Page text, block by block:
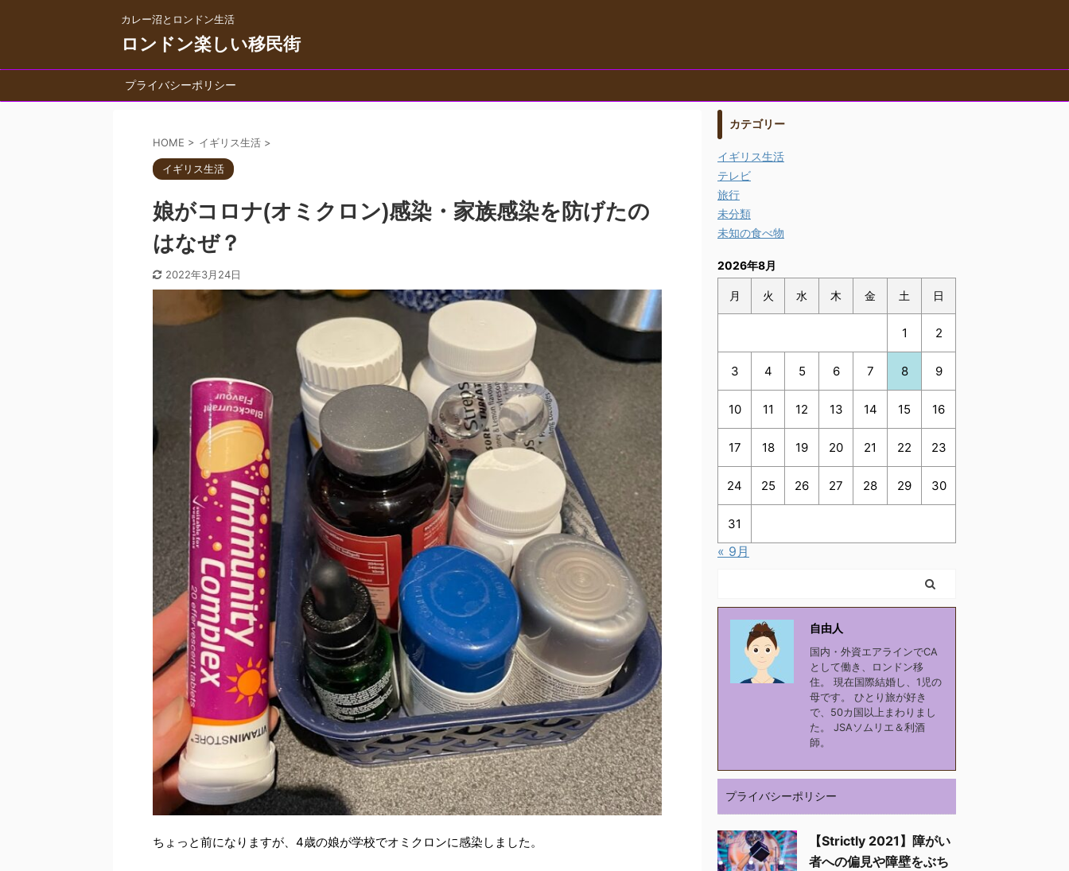
カレー沼とロンドン生活
ロンドン楽しい移民街
プライバシーポリシー
HOME > イギリス生活 >
イギリス生活
娘がコロナ(オミクロン)感染・家族感染を防げたの
はなぜ？
2022年3月24日
ちょっと前になりますが、4歳の娘が学校でオミクロンに感染しました。
カテゴリー
イギリス生活
テレビ
旅行
未分類
未知の食べ物
2026年8月
月 火 水 木 金 土 日
1 2
3 4 5 6 7 8 9
10 11 12 13 14 15 16
17 18 19 20 21 22 23
24 25 26 27 28 29 30
31
« 9月
自由人
国内・外資エアラインでCA
として働き、ロンドン移
住。 現在国際結婚し、1児の
母です。 ひとり旅が好き
で、50カ国以上まわりまし
た。 JSAソムリエ＆利酒
師。
プライバシーポリシー
【Strictly 2021】障がい
者への偏見や障壁をぶち